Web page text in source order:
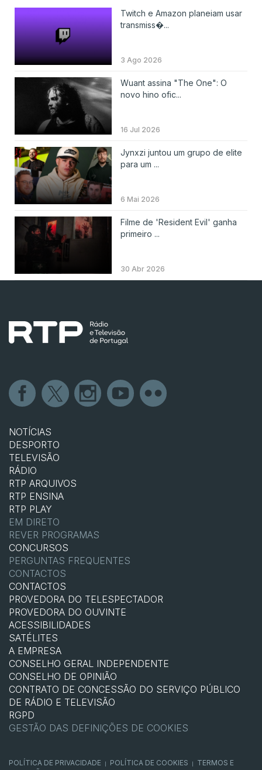
Twitch e Amazon planeiam usar
transmiss�...
3 Ago 2026
Wuant assina "The One": O
novo hino ofic...
16 Jul 2026
Jynxzi juntou um grupo de elite
para um ...
6 Mai 2026
Filme de 'Resident Evil' ganha
primeiro ...
30 Abr 2026
NOTÍCIAS
DESPORTO
TELEVISÃO
RÁDIO
RTP ARQUIVOS
RTP ENSINA
RTP PLAY
EM DIRETO
REVER PROGRAMAS
CONCURSOS
PERGUNTAS FREQUENTES
CONTACTOS
CONTACTOS
PROVEDORA DO TELESPECTADOR
PROVEDORA DO OUVINTE
ACESSIBILIDADES
SATÉLITES
A EMPRESA
CONSELHO GERAL INDEPENDENTE
CONSELHO DE OPINIÃO
CONTRATO DE CONCESSÃO DO SERVIÇO PÚBLICO
DE RÁDIO E TELEVISÃO
RGPD
GESTÃO DAS DEFINIÇÕES DE COOKIES
POLÍTICA DE PRIVACIDADE | POLÍTICA DE COOKIES |
TERMOS E